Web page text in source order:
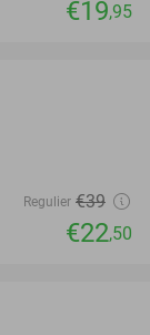
€19,95
Regulier €39
€22,50